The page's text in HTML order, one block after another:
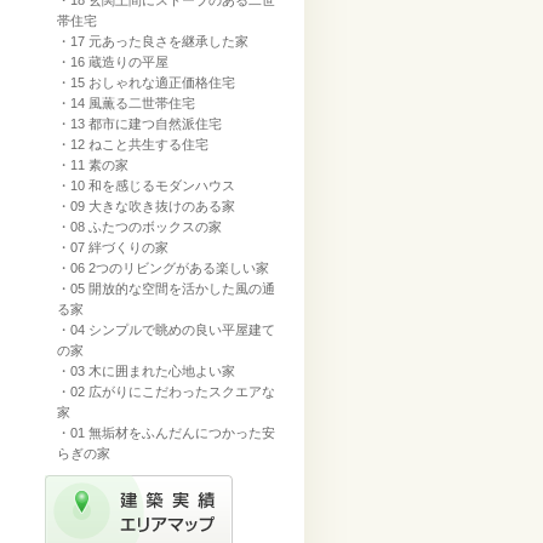
帯住宅
・17 元あった良さを継承した家
・16 蔵造りの平屋
・15 おしゃれな適正価格住宅
・14 風薫る二世帯住宅
・13 都市に建つ自然派住宅
・12 ねこと共生する住宅
・11 素の家
・10 和を感じるモダンハウス
・09 大きな吹き抜けのある家
・08 ふたつのボックスの家
・07 絆づくりの家
・06 2つのリビングがある楽しい家
・05 開放的な空間を活かした風の通
る家
・04 シンプルで眺めの良い平屋建て
の家
・03 木に囲まれた心地よい家
・02 広がりにこだわったスクエアな
家
・01 無垢材をふんだんにつかった安
らぎの家